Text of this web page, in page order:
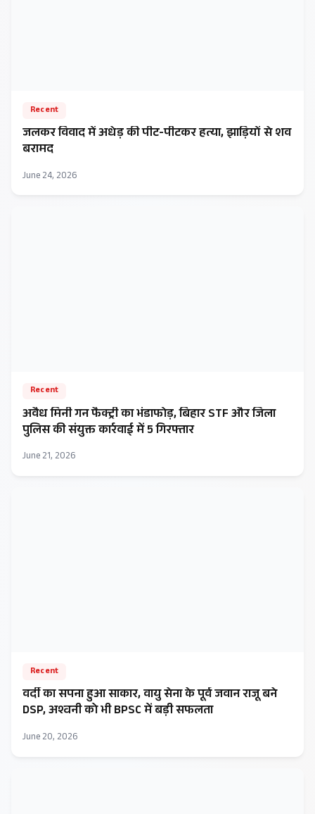
Recent
जलकर विवाद में अधेड़ की पीट-पीटकर हत्या, झाड़ियों से शव
बरामद
June 24, 2026
Recent
अवैध मिनी गन फैक्ट्री का भंडाफोड़, बिहार STF और जिला
पुलिस की संयुक्त कार्रवाई में 5 गिरफ्तार
June 21, 2026
Recent
वर्दी का सपना हुआ साकार, वायु सेना के पूर्व जवान राजू बने
DSP, अश्वनी को भी BPSC में बड़ी सफलता
June 20, 2026